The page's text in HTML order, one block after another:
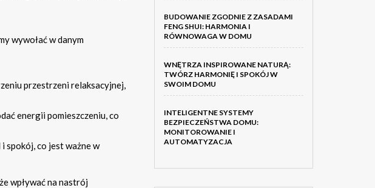
wywołać w danym
przestrzeni relaksacyjnej,
energii pomieszczeniu, co
spokój, co jest ważne w
wpływać na nastrój
BUDOWANIE ZGODNIE Z ZASADAMI
FENG SHUI: HARMONIA I
RÓWNOWAGA W DOMU
WNĘTRZA INSPIROWANE NATURĄ:
TWÓRZ HARMONIĘ I SPOKÓJ W
SWOIM DOMU
INTELIGENTNE SYSTEMY
BEZPIECZEŃSTWA DOMU:
MONITOROWANIE I
AUTOMATYZACJA